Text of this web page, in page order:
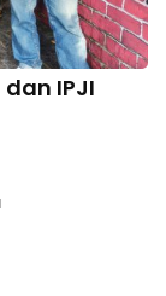
dan IPJI